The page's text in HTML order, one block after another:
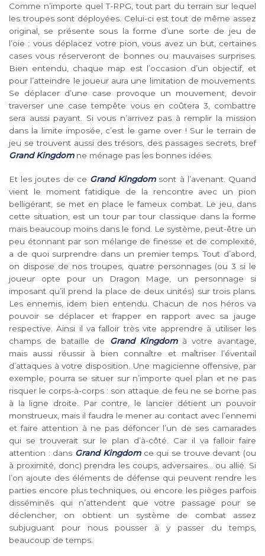
Comme n’importe quel T-RPG, tout part du terrain sur lequel
les troupes sont déployées. Celui-ci est tout de même assez
original, se présente sous la forme d’une sorte de jeu de
l’oie : vous déplacez votre pion, vous avez un but, certaines
cases vous réserveront de bonnes ou mauvaises surprises.
Bien entendu, chaque map est l’occasion d’un objectif, et
pour l’atteindre le joueur aura une limitation de mouvements.
Se déplacer d’une case provoque un mouvement, devoir
traverser une case tempête vous en coûtera 3, combattre
sera aussi payant. Si vous n’arrivez pas à remplir la mission
dans la limite imposée, c’est le game over ! Sur le terrain de
jeu se trouvent aussi des trésors, des passages secrets, bref
Grand Kingdomne ménage pas les bonnes idées.
Et les joutes de ce Grand Kingdomsont à l’avenant. Quand
vient le moment fatidique de la rencontre avec un pion
belligérant, se met en place le fameux combat. Le jeu, dans
cette situation, est un tour par tour classique dans la forme
mais beaucoup moins dans le fond. Le système, peut-être un
peu étonnant par son mélange de finesse et de complexité,
a de quoi surprendre dans un premier temps. Tout d’abord,
on dispose de nos troupes, quatre personnages (ou 3 si le
joueur opte pour un Dragon Mage, un personnage si
imposant qu’il prend la place de deux unités) sur trois plans.
Les ennemis, idem bien entendu. Chacun de nos héros va
pouvoir se déplacer et frapper en rapport avec sa jauge
respective. Ainsi il va falloir très vite apprendre à utiliser les
champs de bataille de Grand Kingdomà votre avantage,
mais aussi réussir à bien connaître et maîtriser l’éventail
d’attaques à votre disposition. Une magicienne offensive, par
exemple, pourra se situer sur n’importe quel plan et ne pas
risquer le corps-à-corps : son attaque de feu ne se borne pas
à la ligne droite. Par contre, le lancier détient un pouvoir
monstrueux, mais il faudra le mener au contact avec l’ennemi
et faire attention à ne pas défoncer l’un de ses camarades
qui se trouverait sur le plan d’à-côté. Car il va falloir faire
attention : dans Grand Kingdomce qui se trouve devant (ou
à proximité, donc) prendra les coups, adversaires… ou allié. Si
l’on ajoute des éléments de défense qui peuvent rendre les
parties encore plus techniques, ou encore les pièges parfois
disséminés qui n’attendent que votre passage pour se
déclencher, on obtient un système de combat assez
subjuguant pour nous pousser à y passer du temps,
beaucoup de temps.